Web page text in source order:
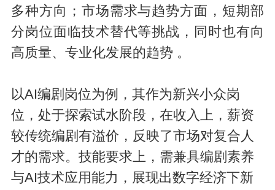
多种方向；市场需求与趋势方面，短期部
分岗位面临技术替代等挑战，同时也有向
高质量、专业化发展的趋势 。
以AI编剧岗位为例，其作为新兴小众岗
位，处于探索试水阶段，在收入上，薪资
较传统编剧有溢价，反映了市场对复合人
才的需求。技能要求上，需兼具编剧素养
与AI技术应用能力，展现出数字经济下新